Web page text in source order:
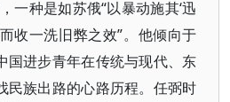
一种是如苏俄“以暴动施其‘迅
收一洗旧弊之效”。他倾向于
国进步青年在传统与现代、东
民族出路的心路历程。任弼时